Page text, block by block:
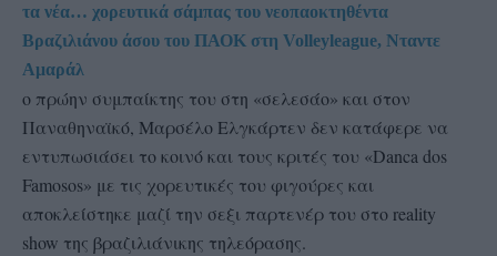
τα νέα… χορευτικά σάμπας του νεοπαοκτηθέντα
Βραζιλιάνου άσου του ΠΑΟΚ στη Volleyleague, Νταντε
Αμαράλ
o πρώην συμπαίκτης του στη «σελεσάο» και στον
Παναθηναϊκό, Μαρσέλο Ελγκάρτεν δεν κατάφερε να
εντυπωσιάσει το κοινό και τους κριτές του «Danca dos
Famosos» με τις χορευτικές του φιγούρες και
αποκλείστηκε μαζί την σεξι παρτενέρ του στο reality
show της βραζιλιάνικης τηλεόρασης.